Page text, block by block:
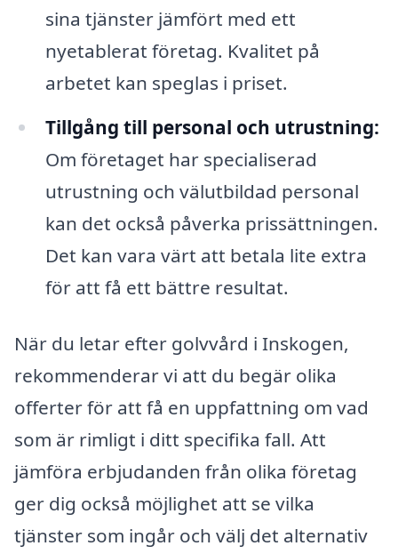
sina tjänster jämfört med ett
nyetablerat företag. Kvalitet på
arbetet kan speglas i priset.
Tillgång till personal och utrustning:
Om företaget har specialiserad
utrustning och välutbildad personal
kan det också påverka prissättningen.
Det kan vara värt att betala lite extra
för att få ett bättre resultat.
När du letar efter golvvård i Inskogen,
rekommenderar vi att du begär olika
offerter för att få en uppfattning om vad
som är rimligt i ditt specifika fall. Att
jämföra erbjudanden från olika företag
ger dig också möjlighet att se vilka
tjänster som ingår och välj det alternativ